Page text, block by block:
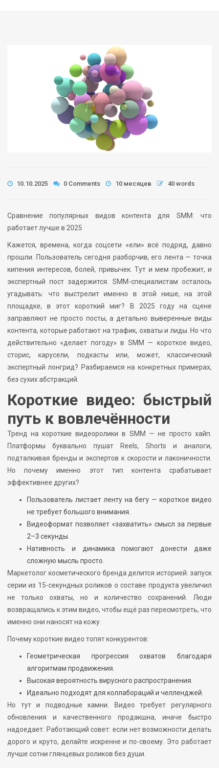
10.10.2025 0 Comments 10 месяцев 40 words
Сравнение популярных видов контента для SMM: что
работает лучше в 2025
Кажется, времена, когда соцсети «ели» всё подряд, давно
прошли. Пользователь сегодня разборчив, его лента — точка
кипения интересов, болей, привычек. Тут и мем пробежит, и
экспертный пост задержится. SMM-специалистам осталось
угадывать: что выстрелит именно в этой нише, на этой
площадке, в этот короткий миг? В 2025 году на сцене
заправляют не просто посты, а детально выверенные виды
контента, которые работают на трафик, охваты и лиды. Но что
действительно «делает погоду» в SMM — короткое видео,
сторис, карусели, подкасты или, может, классический
экспертный лонгрид? Разбираемся на конкретных примерах,
без сухих абстракций.
Короткие видео: быстрый
путь к вовлечённости
Тренд на короткие видеоролики в SMM — не просто хайп.
Платформы буквально пушат Reels, Shorts и аналоги,
подталкивая бренды и экспертов к скорости и лаконичности.
Но почему именно этот тип контента срабатывает
эффективнее других?
Пользователь листает ленту на бегу — короткое видео
не требует большого внимания.
Видеоформат позволяет «захватить» смысл за первые
2–3 секунды.
Нативность и динамика помогают донести даже
сложную мысль просто.
Маркетолог косметического бренда делится историей: запуск
серии из 15-секундных роликов о составе продукта увеличил
не только охваты, но и количество сохранений. Люди
возвращались к этим видео, чтобы ещё раз пересмотреть, что
именно они наносят на кожу.
Почему короткие видео топят конкурентов:
Геометрическая прогрессия охватов благодаря
алгоритмам продвижения.
Высокая вероятность вирусного распространения.
Идеально подходят для коллабораций и челленджей.
Но тут и подводные камни. Видео требует регулярного
обновления и качественного продакшна, иначе быстро
надоедает. Работающий совет: если нет возможности делать
дорого и круто, делайте искренне и по-своему. Это работает
лучше сотни глянцевых роликов без души.